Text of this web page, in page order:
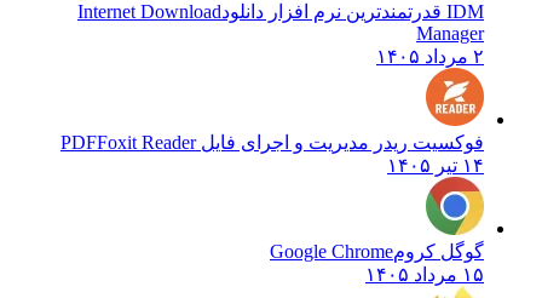
IDM قدرتمندترین نرم افزار دانلود
Internet Download
Manager
۲ مرداد ۱۴۰۵
فوکسیت ریدر مدیریت و اجرای فایل PDFFoxit Reader
۱۴ تیر ۱۴۰۵
گوگل کرومGoogle Chrome
۱۵ مرداد ۱۴۰۵